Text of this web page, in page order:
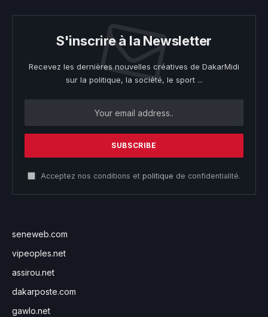
S'inscrire à la Newsletter
Recevez les dernières nouvelles créatives de DakarMidi
sur la politique, la société, le sport ...
Acceptez nos conditions et politique de confidentialité.
seneweb.com
vipeoples.net
assirou.net
dakarposte.com
gawlo.net